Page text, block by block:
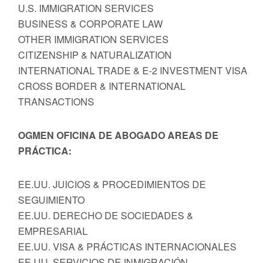
U.S. IMMIGRATION SERVICES
BUSINESS & CORPORATE LAW
OTHER IMMIGRATION SERVICES
CITIZENSHIP & NATURALIZATION
INTERNATIONAL TRADE & E-2 INVESTMENT VISA
CROSS BORDER & INTERNATIONAL
TRANSACTIONS
OGMEN OFICINA DE ABOGADO AREAS DE
PRÁCTICA:
EE.UU. JUICIOS & PROCEDIMIENTOS DE
SEGUIMIENTO
EE.UU. DERECHO DE SOCIEDADES &
EMPRESARIAL
EE.UU. VISA & PRÁCTICAS INTERNACIONALES